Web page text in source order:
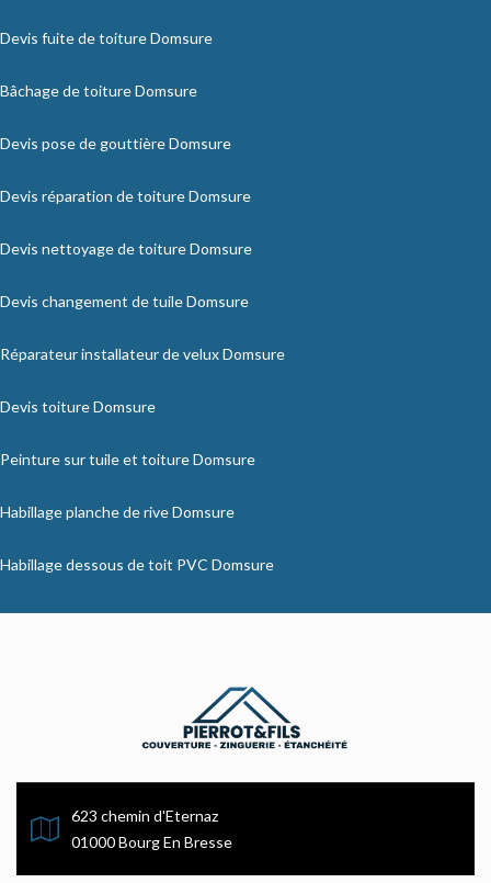
Devis fuite de toiture Domsure
Bâchage de toiture Domsure
Devis pose de gouttière Domsure
Devis réparation de toiture Domsure
Devis nettoyage de toiture Domsure
Devis changement de tuile Domsure
Réparateur installateur de velux Domsure
Devis toiture Domsure
Peinture sur tuile et toiture Domsure
Habillage planche de rive Domsure
Habillage dessous de toit PVC Domsure
623 chemin d'Eternaz
01000 Bourg En Bresse